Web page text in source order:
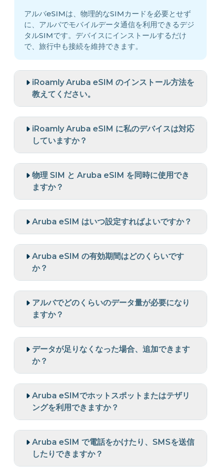
アルバeSIMは、物理的なSIMカードを必要とせず
に、アルバでモバイルデータ通信を利用できるデジ
タルSIMです。デバイスにインストールするだけ
で、旅行中も接続を維持できます。
iRoamly Aruba eSIM のインストール方法を
教えてください。
iRoamly Aruba eSIM に私のデバイスは対応
していますか？
物理 SIM と Aruba eSIM を同時に使用でき
ますか？
Aruba eSIM はいつ設定すればよいですか？
Aruba eSIM の有効期間はどのくらいです
か？
アルバでどのくらいのデータ量が必要になり
ますか？
データが足りなくなった場合、追加できます
か？
Aruba eSIMでホットスポットまたはテザリ
ングを利用できますか？
Aruba eSIM で電話をかけたり、SMSを送信
したりできますか？